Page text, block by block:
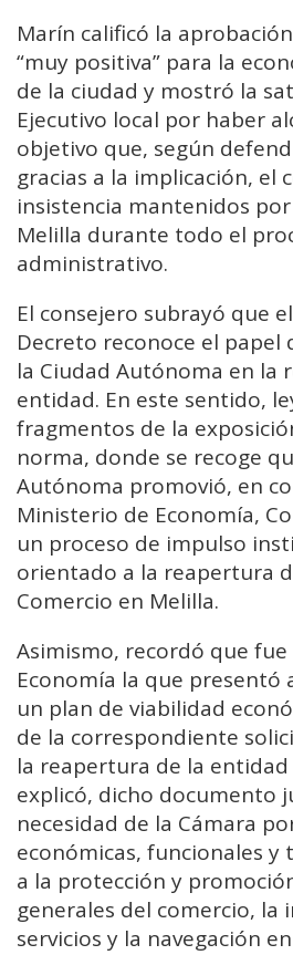
Marín calificó la
“muy positiva” para la
de la ciudad y mostró la
Ejecutivo local por haber
objetivo que, según
gracias a la implicación, el
insistencia mantenidos
Melilla durante todo el
administrativo.
El consejero subrayó que
Decreto reconoce el papel
la Ciudad Autónoma en la
entidad. En este sentido,
fragmentos de la
norma, donde se recoge
Autónoma promovió, en
Ministerio de Economía,
un proceso de impulso
orientado a la reapertura
Comercio en Melilla.
Asimismo, recordó que fue
Economía la que presentó
un plan de viabilidad
de la correspondiente
la reapertura de la entidad
explicó, dicho documento
necesidad de la Cámara
económicas, funcionales y
a la protección y
generales del comercio, la
servicios y la navegación